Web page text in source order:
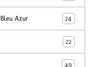
Azur 24
22
49